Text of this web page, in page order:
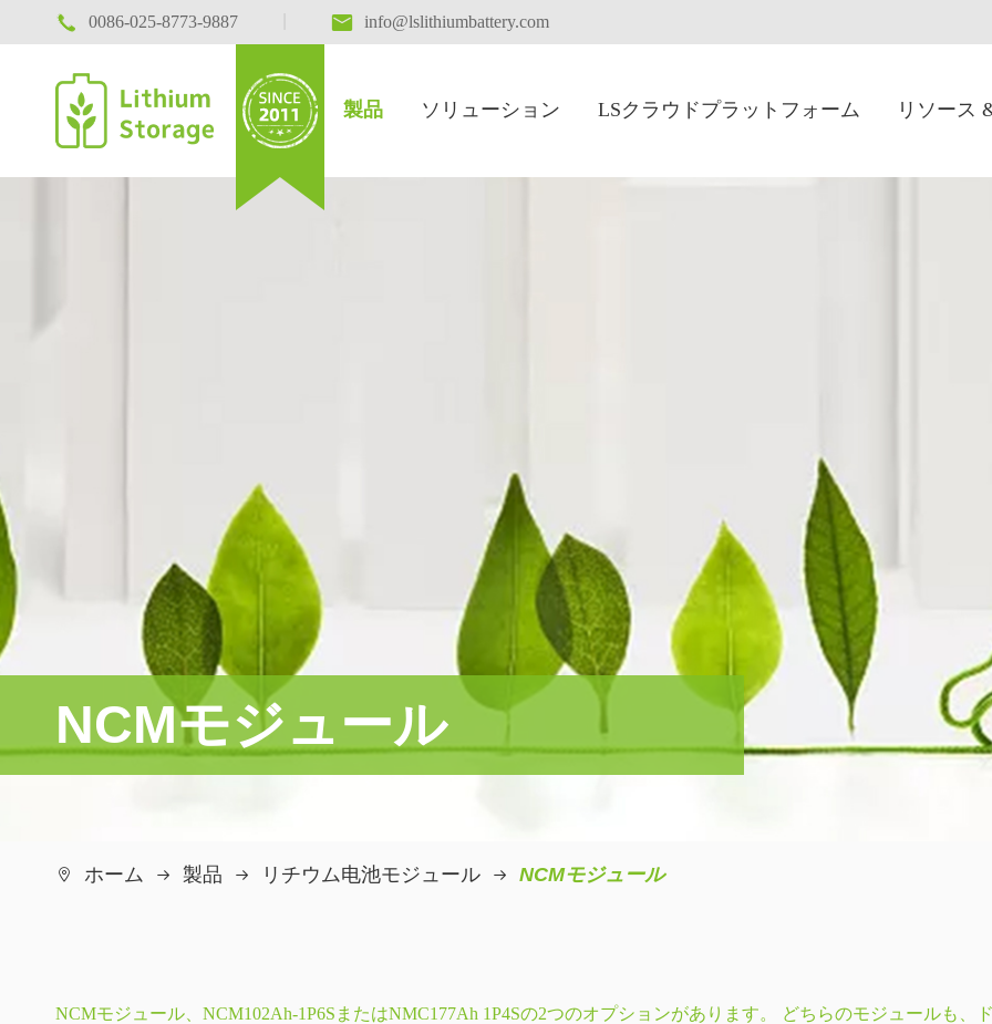
 0086-025-8773-9887  info@lslithiumbattery.com
製品 ソリューション LSクラウドプラットフォーム リソース
NCMモジュール
 ホーム 製品 リチウム电池モジュール NCMモジュール
NCMモジュール、NCM102Ah-1P6SまたはNMC177Ah 1P4Sの2つのオプションがあります。 どちらのモジュールも、